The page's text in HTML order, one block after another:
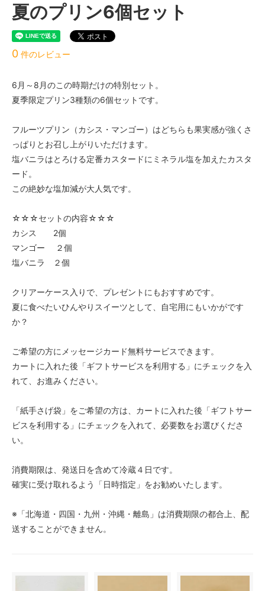
夏のプリン6個セット
0 件のレビュー
6月～8月のこの時期だけの特別セット。
夏季限定プリン3種類の6個セットです。
フルーツプリン（カシス・マンゴー）はどちらも果実感が強くさ
っぱりとお召し上がりいただけます。
塩バニラはとろける定番カスタードにミネラル塩を加えたカスタ
ード。
この絶妙な塩加減が大人気です。
☆☆☆セットの内容☆☆☆
カシス 2個
マンゴー ２個
塩バニラ ２個
クリアーケース入りで、プレゼントにもおすすめです。
夏に食べたいひんやりスイーツとして、自宅用にもいかがです
か？
ご希望の方にメッセージカード無料サービスできます。
カートに入れた後「ギフトサービスを利用する」にチェックを入
れて、お進みください。
「紙手さげ袋」をご希望の方は、カートに入れた後「ギフトサー
ビスを利用する」にチェックを入れて、必要数をお選びくださ
い。
消費期限は、発送日を含めて冷蔵４日です。
確実に受け取れるよう「日時指定」をお勧めいたします。
※「北海道・四国・九州・沖縄・離島」は消費期限の都合上、配
送することができません。